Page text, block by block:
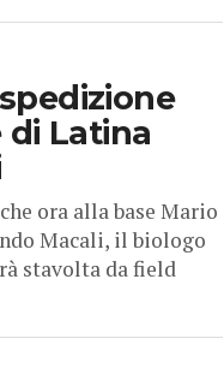
Latina
ora alla base Mario
Macali, il biologo
stavolta da field